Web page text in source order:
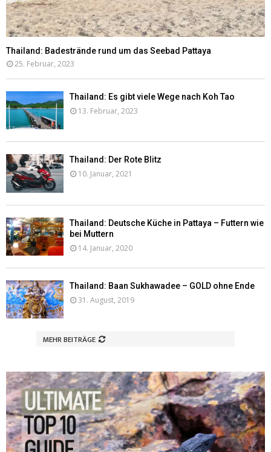
Thailand: Badestrände rund um das Seebad Pattaya
25. Februar, 2023
Thailand: Es gibt viele Wege nach Koh Tao
13. Februar, 2023
Thailand: Der Rote Blitz
10. Januar, 2021
Thailand: Deutsche Küche in Pattaya – Futtern wie
bei Muttern
14. Januar, 2020
Thailand: Baan Sukhawadee – GOLD ohne Ende
31. August, 2019
MEHR BEITRÄGE